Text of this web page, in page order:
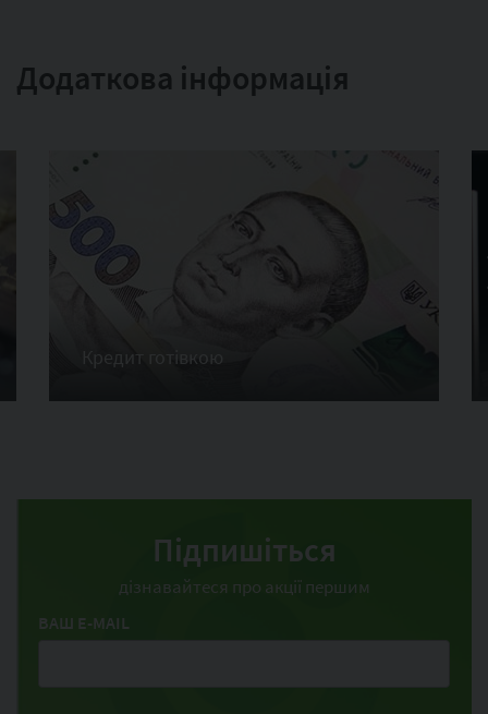
Додаткова інформація
Кредит готівкою
Підпишіться
дізнавайтеся про акції першим
ВАШ E-MAIL